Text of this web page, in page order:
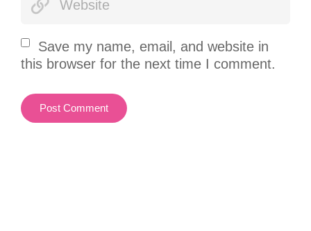
Save my name, email, and website in
this browser for the next time I comment.
Post Comment